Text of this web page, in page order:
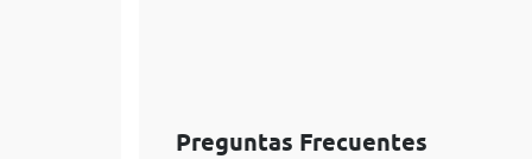
Preguntas Frecuentes